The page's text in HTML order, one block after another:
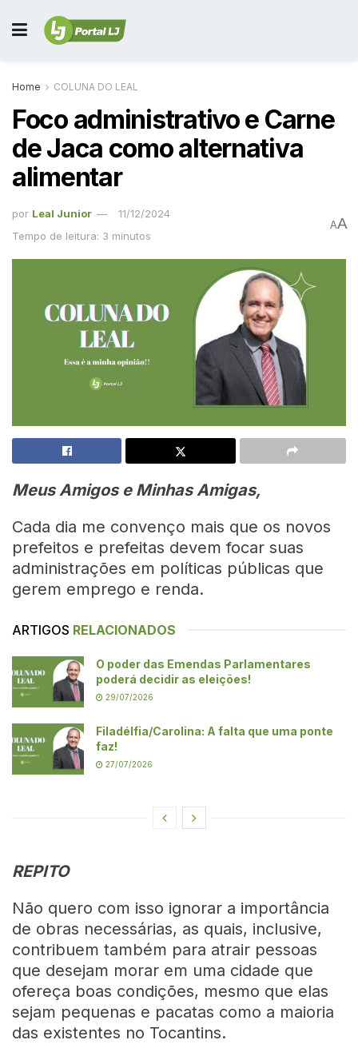
Home COLUNA DO LEAL
Foco administrativo e Carne
de Jaca como alternativa
alimentar
por Leal Junior
11/12/2024
Tempo de leitura: 3 minutos
AA
Meus Amigos e Minhas Amigas,
Cada dia me convenço mais que os novos
prefeitos e prefeitas devem focar suas
administrações em políticas públicas que
gerem emprego e renda.
ARTIGOS RELACIONADOS
O poder das Emendas Parlamentares
poderá decidir as eleições!
29/07/2026
Filadélfia/Carolina: A falta que uma ponte
faz!
27/07/2026
REPITO
Não quero com isso ignorar a importância
de obras necessárias, as quais, inclusive,
contribuem também para atrair pessoas
que desejam morar em uma cidade que
ofereça boas condições, mesmo que elas
sejam pequenas e pacatas como a maioria
das existentes no Tocantins.